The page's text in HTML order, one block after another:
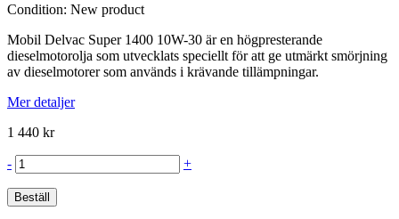
Condition: New product
Mobil Delvac Super 1400 10W-30 är en högpresterande
dieselmotorolja som utvecklats speciellt för att ge utmärkt smörjning
av dieselmotorer som används i krävande tillämpningar.
Mer detaljer
1 440 kr
- +
Beställ